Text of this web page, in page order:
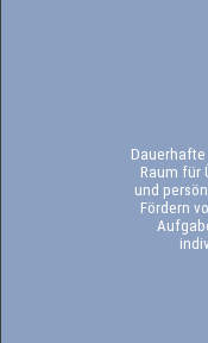
Raum für
und
Fördern